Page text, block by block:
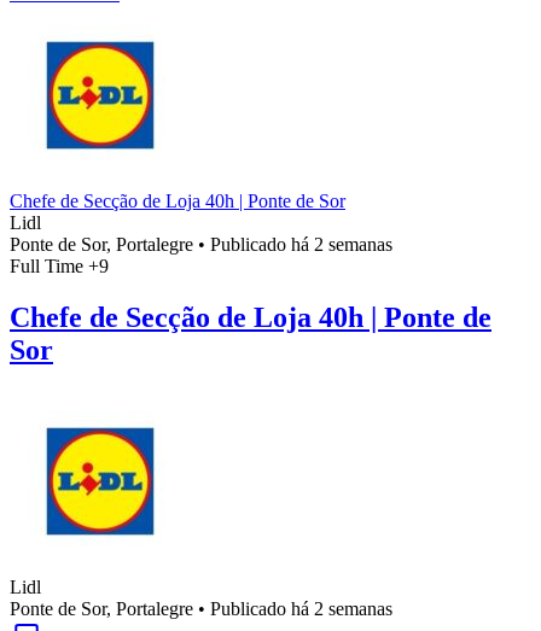
Chefe de Secção de Loja 40h | Ponte de Sor
Lidl
Ponte de Sor, Portalegre • Publicado há 2 semanas
Full Time +9
Chefe de Secção de Loja 40h | Ponte de
Sor
Lidl
Ponte de Sor, Portalegre • Publicado há 2 semanas